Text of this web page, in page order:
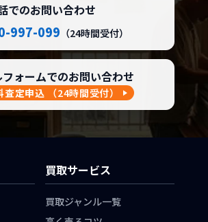
でのお問い合わせ
997-099 （24時間受付）
ォームでのお問い合わせ
査定申込 （24時間受付）
買取サービス
買取ジャンル一覧